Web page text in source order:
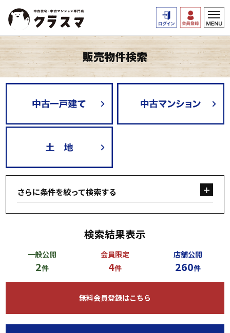
販売物件検索
さらに条件を絞って検索する
検索結果表示
一般公開
2件
会員限定
4件
店舗公開
260件
無料会員登録はこちら